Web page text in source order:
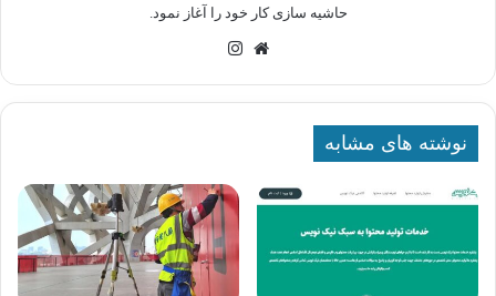
حاشیه سازی کار خود را آغاز نمود.
وبسایت
نوشته های مشابه